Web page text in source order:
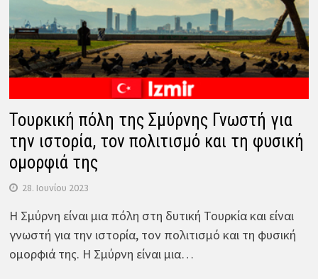
Τουρκική πόλη της Σμύρνης Γνωστή για
την ιστορία, τον πολιτισμό και τη φυσική
ομορφιά της
28. Ιουνίου 2023
Η Σμύρνη είναι μια πόλη στη δυτική Τουρκία και είναι
γνωστή για την ιστορία, τον πολιτισμό και τη φυσική
ομορφιά της. Η Σμύρνη είναι μια…